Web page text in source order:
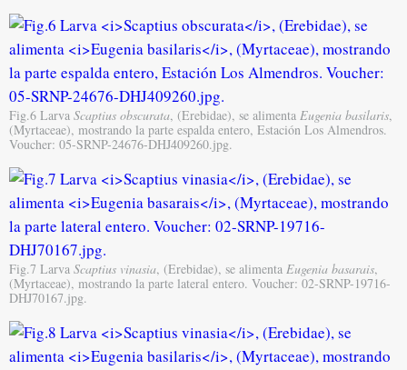
Fig.6 Larva Scaptius obscurata, (Erebidae), se alimenta Eugenia basilaris,
(Myrtaceae), mostrando la parte espalda entero, Estación Los Almendros.
Voucher: 05-SRNP-24676-DHJ409260.jpg.
Fig.7 Larva Scaptius vinasia, (Erebidae), se alimenta Eugenia basarais,
(Myrtaceae), mostrando la parte lateral entero. Voucher: 02-SRNP-19716-
DHJ70167.jpg.